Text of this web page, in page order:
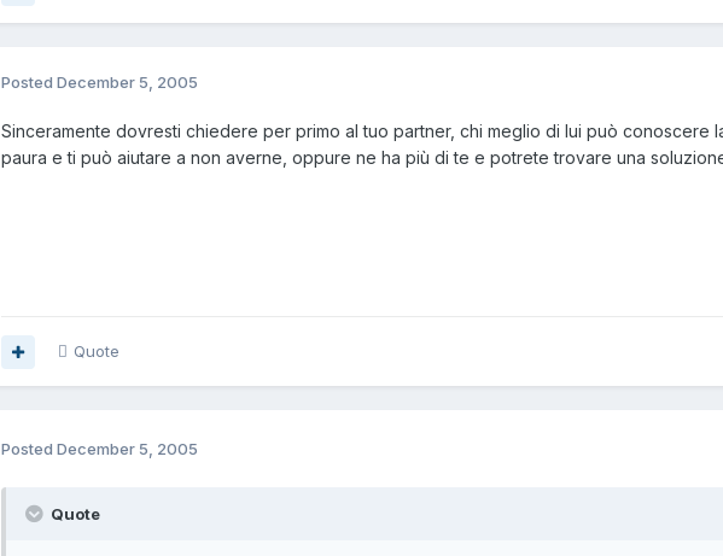
Posted December 5, 2005
Sinceramente dovresti chiedere per primo al tuo partner, chi meglio di lui può conoscere
paura e ti può aiutare a non averne, oppure ne ha più di te e potrete trovare una
Quote
Posted December 5, 2005
Quote